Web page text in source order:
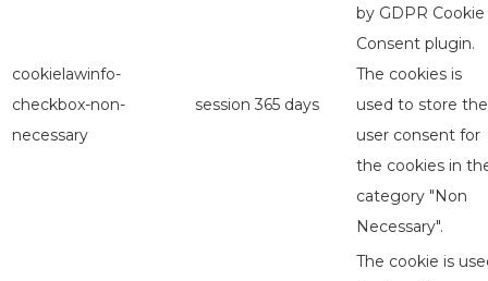
cookielawinfo-
checkbox-non-
necessary
session 365 days
by GDPR Cookie
Consent plugin.
The cookies is
used to store the
user consent for
the cookies in
category "Non
Necessary".
The cookie is